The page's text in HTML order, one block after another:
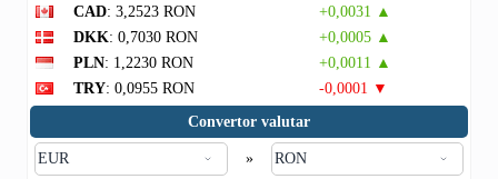
CAD: 3,2523 RON
+0,0031 ▲
DKK: 0,7030 RON
+0,0005 ▲
PLN: 1,2230 RON
+0,0011 ▲
TRY: 0,0955 RON
-0,0001 ▼
Convertor valutar
»